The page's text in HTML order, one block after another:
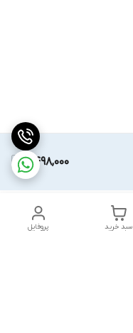
2,498,000
پروفایل سبد خرید